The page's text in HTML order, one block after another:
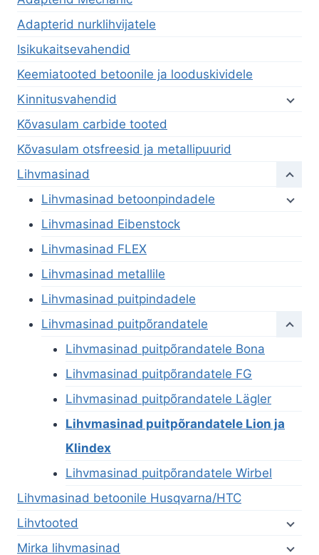
Adapterid nurklihvijatele
Isikukaitsevahendid
Keemiatooted betoonile ja looduskividele
Kinnitusvahendid
Kõvasulam carbide tooted
Kõvasulam otsfreesid ja metallipuurid
Lihvmasinad
Lihvmasinad betoonpindadele
Lihvmasinad Eibenstock
Lihvmasinad FLEX
Lihvmasinad metallile
Lihvmasinad puitpindadele
Lihvmasinad puitpõrandatele
Lihvmasinad puitpõrandatele Bona
Lihvmasinad puitpõrandatele FG
Lihvmasinad puitpõrandatele Lägler
Lihvmasinad puitpõrandatele Lion ja
Klindex
Lihvmasinad puitpõrandatele Wirbel
Lihvmasinad betoonile Husqvarna/HTC
Lihvtooted
Mirka lihvmasinad